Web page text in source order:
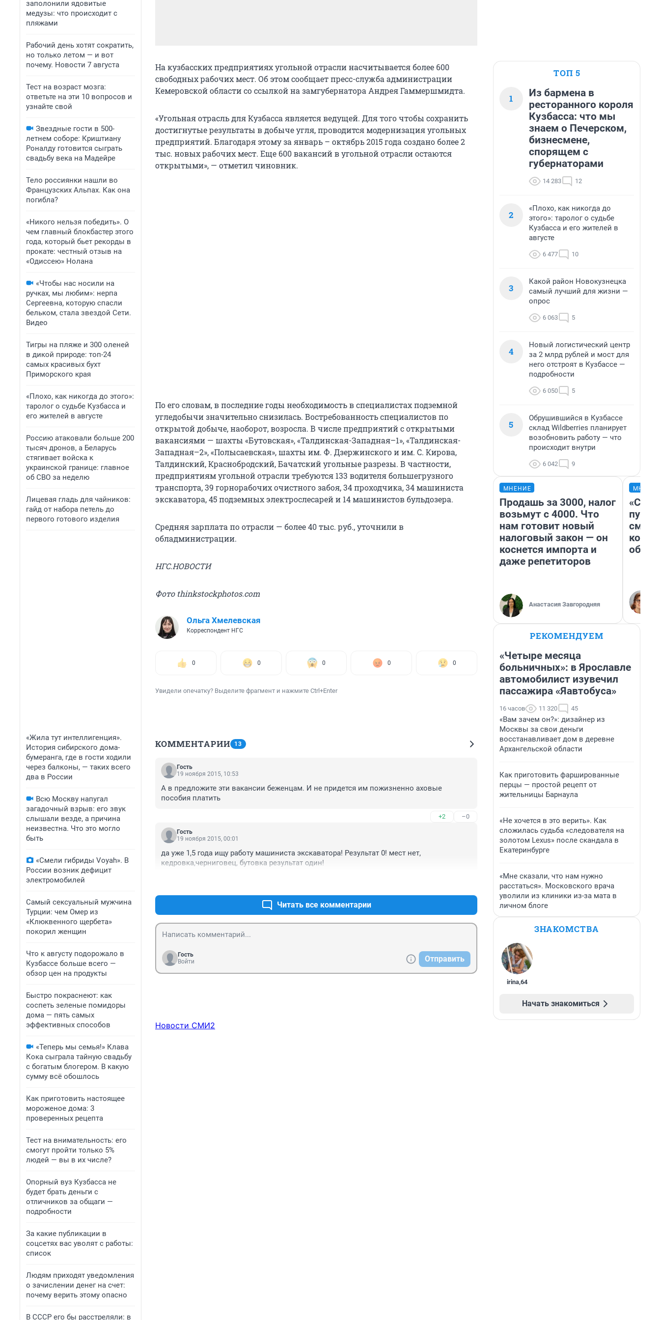
заполонили ядовитые
медузы: что происходит с
пляжами
Рабочий день хотят сократить,
но только летом — и вот
почему. Новости 7 августа
Тест на возраст мозга:
ответьте на эти 10 вопросов и
узнайте свой
Звездные гости в 500-
летнем соборе: Криштиану
Роналду готовится сыграть
свадьбу века на Мадейре
Тело россиянки нашли во
Французских Альпах. Как она
погибла?
«Никого нельзя победить». О
чем главный блокбастер этого
года, который бьет рекорды в
прокате: честный отзыв на
«Одиссею» Нолана
«Чтобы нас носили на
ручках, мы любим»: нерпа
Сергеевна, которую спасли
бельком, стала звездой Сети.
Видео
Тигры на пляже и 300 оленей
в дикой природе: топ-24
самых красивых бухт
Приморского края
«Плохо, как никогда до этого»:
таролог о судьбе Кузбасса и
его жителей в августе
Россию атаковали больше 200
тысяч дронов, а Беларусь
стягивает войска к
украинской границе: главное
об СВО за неделю
Лицевая гладь для чайников:
гайд от набора петель до
первого готового изделия
«Жила тут интеллигенция».
История сибирского дома-
бумеранга, где в гости ходили
через балконы, — таких всего
два в России
Всю Москву напугал
загадочный взрыв: его звук
слышали везде, а причина
неизвестна. Что это могло
быть
«Смели гибриды Voyah». В
России возник дефицит
электромобилей
Самый сексуальный мужчина
Турции: чем Омер из
«Клюквенного щербета»
покорил женщин
Что к августу подорожало в
Кузбассе больше всего —
обзор цен на продукты
Быстро покраснеют: как
соспеть зеленые помидоры
дома — пять самых
эффективных способов
«Теперь мы семья!» Клава
Кока сыграла тайную свадьбу
с богатым блогером. В какую
сумму всё обошлось
Как приготовить настоящее
мороженое дома: 3
проверенных рецепта
Тест на внимательность: его
смогут пройти только 5%
людей — вы в их числе?
Опорный вуз Кузбасса не
будет брать деньги с
отличников за общаги —
подробности
За какие публикации в
соцсетях вас уволят с работы:
список
Людям приходят уведомления
о зачислении денег на счет:
почему верить этому опасно
В СССР его бы расстреляли: в
На кузбасских предприятиях угольной отрасли насчитывается более 600
свободных рабочих мест. Об этом сообщает пресс-служба администрации
Кемеровской области со ссылкой на замгубернатора Андрея Гаммершмидта.
«Угольная отрасль для Кузбасса является ведущей. Для того чтобы сохранить
достигнутые результаты в добыче угля, проводится модернизация угольных
предприятий. Благодаря этому за январь – октябрь 2015 года создано более 2
тыс. новых рабочих мест. Еще 600 вакансий в угольной отрасли остаются
открытыми», — отметил чиновник.
По его словам, в последние годы необходимость в специалистах подземной
угледобычи значительно снизилась. Востребованность специалистов по
открытой добыче, наоборот, возросла. В числе предприятий с открытыми
вакансиями — шахты «Бутовская», «Талдинская-Западная–1», «Талдинская-
Западная–2», «Полысаевская», шахты им. Ф. Дзержинского и им. С. Кирова,
Талдинский, Краснобродский, Бачатский угольные разрезы. В частности,
предприятиям угольной отрасли требуются 133 водителя большегрузного
транспорта, 39 горнорабочих очистного забоя, 34 проходчика, 34 машиниста
экскаватора, 45 подземных электрослесарей и 14 машинистов бульдозера.
Средняя зарплата по отрасли — более 40 тыс. руб., уточнили в
обладминистрации.
НГС.НОВОСТИ
Фото thinkstockphotos.com
Ольга Хмелевская
Корреспондент НГС
0 0 0 0 0
Увидели опечатку? Выделите фрагмент и нажмите Ctrl+Enter
КОММЕНТАРИИ 13
Гость
19 ноября 2015, 10:53
А в предложите эти вакансии беженцам. И не придется им пожизненно аховые
пособия платить
+2 –0
Гость
19 ноября 2015, 00:01
да уже 1,5 года ищу работу машиниста экскаватора! Результат 0! мест нет,
кедровка,черниговец, бутовка результат один!
Читать все комментарии
Гость
Войти
Отправить
Новости СМИ2
ТОП 5
1
Из бармена в
ресторанного короля
Кузбасса: что мы
знаем о Печерском,
бизнесмене,
спорящем с
губернаторами
14 283 12
2
«Плохо, как никогда до
этого»: таролог о судьбе
Кузбасса и его жителей в
августе
6 477 10
3
Какой район Новокузнецка
самый лучший для жизни —
опрос
6 063 5
4
Новый логистический центр
за 2 млрд рублей и мост для
него отстроят в Кузбассе —
подробности
6 050 5
5
Обрушившийся в Кузбассе
склад Wildberries планирует
возобновить работу — что
происходит внутри
6 042 9
МНЕНИЕ
Продашь за 3000, налог
возьмут с 4000. Что
нам готовит новый
налоговый закон — он
коснется импорта и
даже репетиторов
Анастасия Завгородняя
РЕКОМЕНДУЕМ
«Четыре месяца
больничных»: в Ярославле
автомобилист изувечил
пассажира «Яавтобуса»
16 часов 11 320 45
«Вам зачем он?»: дизайнер из
Москвы за свои деньги
восстанавливает дом в деревне
Архангельской области
Как приготовить фаршированные
перцы — простой рецепт от
жительницы Барнаула
«Не хочется в это верить». Как
сложилась судьба «следователя на
золотом Lexus» после скандала в
Екатеринбурге
«Мне сказали, что нам нужно
расстаться». Московского врача
уволили из клиники из-за мата в
личном блоге
ЗНАКОМСТВА
irina,64
Начать знакомиться